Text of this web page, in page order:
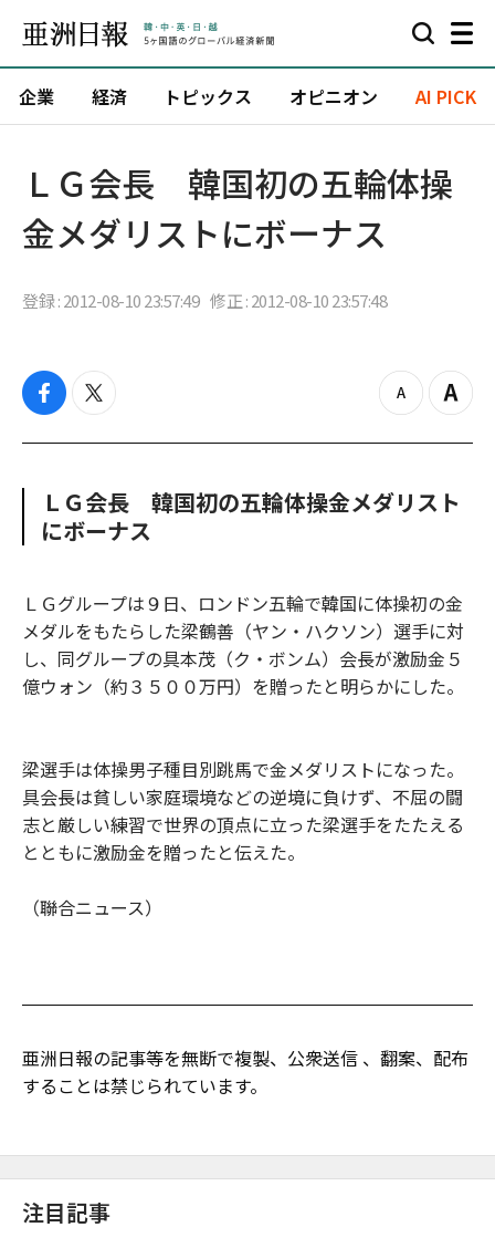
企業 経済 トピックス オピニオン AI PICK
ＬＧ会長 韓国初の五輪体操
金メダリストにボーナス
登録 : 2012-08-10 23:57:49 修正 : 2012-08-10 23:57:48
f
c
o
o
t
i
e
r
z
o
u
Z
o
n
ＬＧ会長 韓国初の五輪体操金メダリスト
にボーナス
ＬＧグループは９日、ロンドン五輪で韓国に体操初の金
メダルをもたらした梁鶴善（ヤン・ハクソン）選手に対
し、同グループの具本茂（ク・ボンム）会長が激励金５
億ウォン（約３５００万円）を贈ったと明らかにした。
梁選手は体操男子種目別跳馬で金メダリストになった。
具会長は貧しい家庭環境などの逆境に負けず、不屈の闘
志と厳しい練習で世界の頂点に立った梁選手をたたえる
とともに激励金を贈ったと伝えた。
（聯合ニュース）
亜洲日報の記事等を無断で複製、公衆送信 、翻案、配布
することは禁じられています。
注目記事